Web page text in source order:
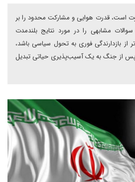
است، قدرت هوایی و مشارکت محدود را بر
مشابهی را در مورد نتایج بلندمدت
از بازدارندگی فوری به تحول سیاسی باشد،
از جنگ به یک آسیب‌پذیری حیاتی تبدیل